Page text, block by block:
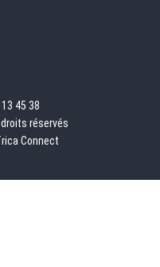
45 38
réservés
Connect